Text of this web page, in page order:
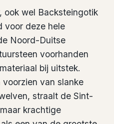
ook wel Backsteingotik
voor deze hele
Noord-Duitse
voorhanden
bij uitstek.
van slanke
straalt de Sint-
krachtige